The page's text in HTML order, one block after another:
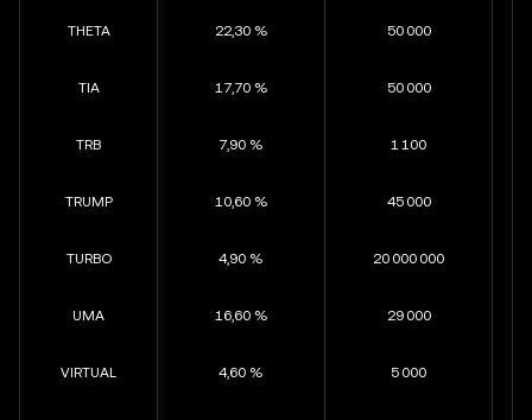
THETA
TIA
TRB
TRUMP
TURBO
UMA
VIRTUAL
22,30 % 50 000
17,70 % 50 000
7,90 % 1 100
10,60 % 45 000
4,90 % 20 000 000
16,60 % 29 000
4,60 % 5 000